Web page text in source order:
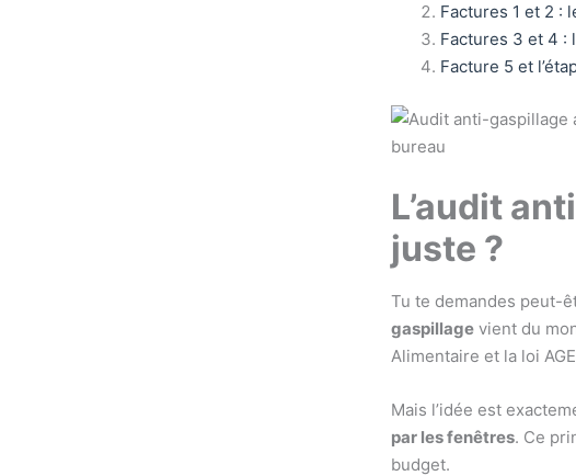
Factures 1 et 2 :
Factures 3 et 4 :
Facture 5 et
L’audit
juste ?
Tu te demandes peut-
gaspillage vient du
Alimentaire et la loi
Mais l’idée est
par les fenêtres. Ce
budget.